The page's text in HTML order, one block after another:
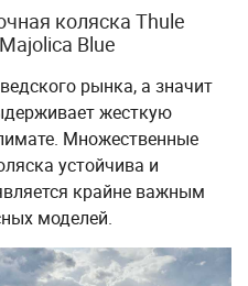
коляска Thule
Blue
рынка, а значит
жесткую
Множественные
устойчива и
крайне важным
моделей.